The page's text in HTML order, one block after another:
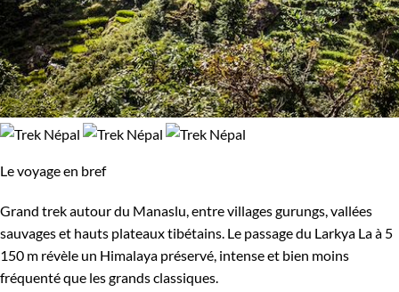
Le voyage en bref
Grand trek autour du Manaslu, entre villages gurungs, vallées
sauvages et hauts plateaux tibétains. Le passage du Larkya La à 5
150 m révèle un Himalaya préservé, intense et bien moins
fréquenté que les grands classiques.